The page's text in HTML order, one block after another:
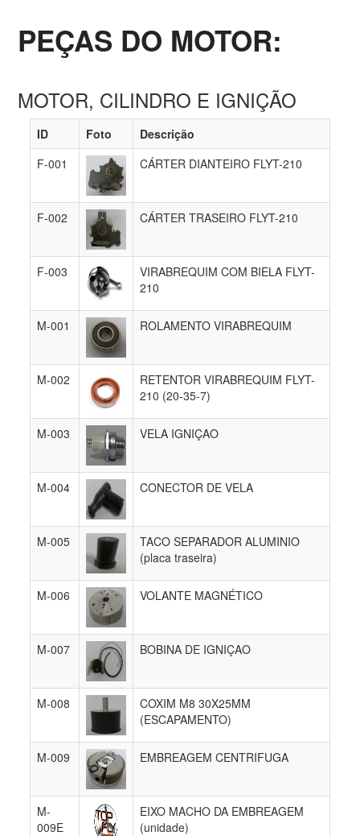
PEÇAS DO MOTOR:
MOTOR, CILINDRO E IGNIÇÃO
ID Foto
Descrição
F-001
CÁRTER DIANTEIRO FLYT-210
F-002 CÁRTER TRASEIRO FLYT-210
F-003
VIRABREQUIM COM BIELA FLYT-
210
M-001 ROLAMENTO VIRABREQUIM
M-002
RETENTOR VIRABREQUIM FLYT-
210 (20-35-7)
M-003 VELA IGNIÇAO
M-004 CONECTOR DE VELA
M-005
TACO SEPARADOR ALUMINIO
(placa traseira)
M-006 VOLANTE MAGNÉTICO
M-007 BOBINA DE IGNIÇAO
M-008
COXIM M8 30X25MM
(ESCAPAMENTO)
M-009 EMBREAGEM CENTRIFUGA
M-
009E
EIXO MACHO DA EMBREAGEM
(unidade)